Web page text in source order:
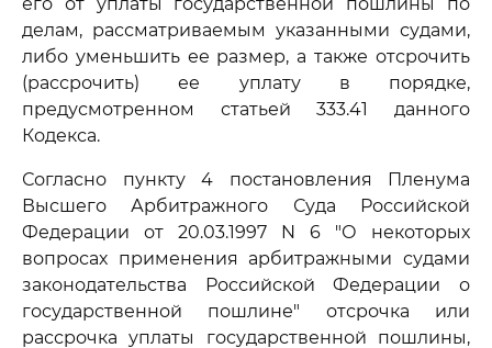
делам, рассматриваемым указанными судами,
либо уменьшить ее размер, а также отсрочить
(рассрочить) ее уплату в порядке,
предусмотренном статьей 333.41 данного
Кодекса.
Согласно пункту 4 постановления Пленума
Высшего Арбитражного Суда Российской
Федерации от 20.03.1997 N 6 "О некоторых
вопросах применения арбитражными судами
законодательства Российской Федерации о
государственной пошлине" отсрочка или
рассрочка уплаты государственной пошлины,